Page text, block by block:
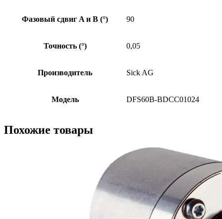
Фазовый сдвиг A и B (°) 90
Точность (°) 0,05
Производитель Sick AG
Модель DFS60B-BDCC01024
Похожие товары